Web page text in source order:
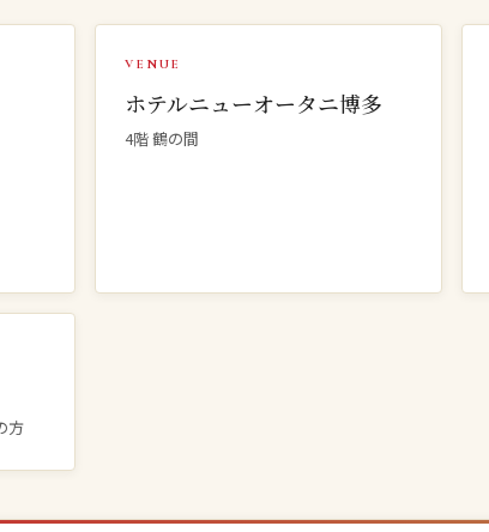
VENUE
ホテルニューオータニ博多
4階 鶴の間
方